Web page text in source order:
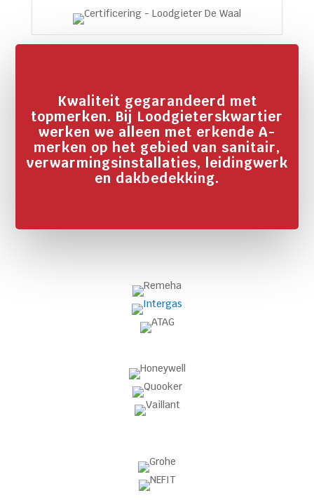
Kwaliteit gegarandeerd met
topmerken. Bij Loodgieterskwartier
werken we alleen met erkende A-
merken op het gebied van sanitair,
verwarmingsinstallaties, leidingwerk
en dakbedekking.